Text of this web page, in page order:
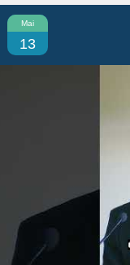
Mai
13